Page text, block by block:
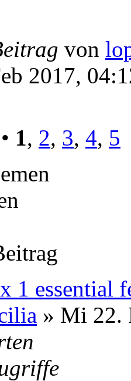
von
2017,
• 1 , 2, 3, 4, 5
1 essential
» Mi 22.